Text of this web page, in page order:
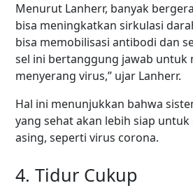
Menurut Lanherr, banyak
bisa meningkatkan sirkulasi
bisa memobilisasi antibodi dan
sel ini bertanggung jawab untuk
menyerang virus,” ujar Lanherr.
Hal ini menunjukkan bahwa
yang sehat akan lebih siap untuk
asing, seperti virus corona.
4. Tidur Cukup